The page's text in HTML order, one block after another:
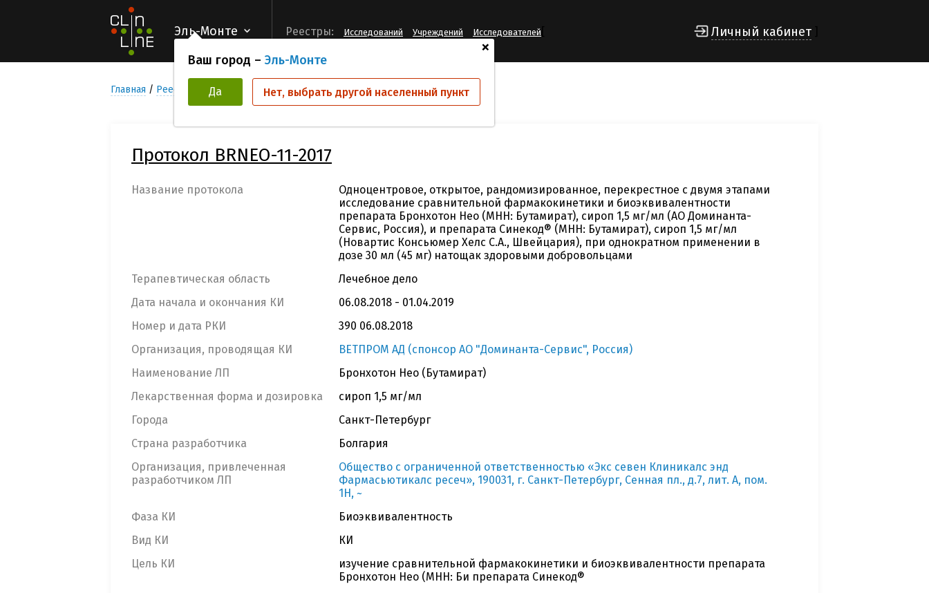
Эль-Монте
+
Ваш город – Эль-Монте
Да Нет, выбрать другой населенный пункт
Реестры: Исследований Учреждений Исследователей Личный кабинет
Главная Реестр Клинических исследований BRNEO-11-2017
Протокол BRNEO-11-2017
Название протокола
Одноцентровое, открытое, рандомизированное, перекрестное с двумя этапами
исследование сравнительной фармакокинетики и биоэквивалентности
препарата Бронхотон Нео (МНН: Бутамират), сироп 1,5 мг/мл (АО Доминанта-
Сервис, Россия), и препарата Синекод® (МНН: Бутамират), сироп 1,5 мг/мл
(Новартис Консьюмер Хелс С.А., Швейцария), при однократном применении в
дозе 30 мл (45 мг) натощак здоровыми добровольцами
Терапевтическая область
Лечебное дело
Дата начала и окончания КИ
06.08.2018 - 01.04.2019
Номер и дата РКИ
390 06.08.2018
Организация, проводящая КИ
ВЕТПРОМ АД (спонсор АО "Доминанта-Сервис", Россия)
Наименование ЛП
Бронхотон Нео (Бутамират)
Лекарственная форма и дозировка
сироп 1,5 мг/мл
Города
Санкт-Петербург
Страна разработчика
Болгария
Организация, привлеченная
разработчиком ЛП
Общество с ограниченной ответственностью «Экс севен Клиникалс энд
Фармасьютикалс ресеч», 190031, г. Санкт-Петербург, Сенная пл., д.7, лит. А, пом.
1Н, ~
Фаза КИ
Биоэквивалентность
Вид КИ
КИ
Цель КИ
изучение сравнительной фармакокинетики и биоэквивалентности препарата
Бронхотон Нео (МНН: Би препарата Синекод®